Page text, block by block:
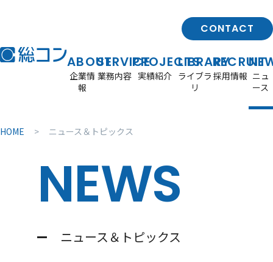
ABOUT
企業情
報
2030中期ビジョン
会社概要・事業所一覧・沿革
組織図・資格者一覧 ISO
SERVICE
業務内容
コミッショニングウェルネス
光環境 空気清浄、感染症対策
安心・安全・BCP
リノベーション/コンバージョ
未利用エネルギー/再生可能エ
ネルギー
PROJECTS
実績紹介
医療・福祉施設
大学施設
研究実験施設
教育施設
情報通信施設
商業施設航空施設
LIBRARY
ライブラ
リ
技術年報アーカイブ 建設通信新聞
50周年記念サイト
RECRUIT
採用情報
設備設計とは社員紹介総コンの人材育成
数字で見る総コンオフィスツアー新卒採用
キャリア採用
ニュ
ース
お知らせ受賞歴
CONTACT
HOME ニュース＆トピックス
NEWS
ニュース＆トピックス